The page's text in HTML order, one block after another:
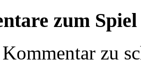
zum Spiel
zu